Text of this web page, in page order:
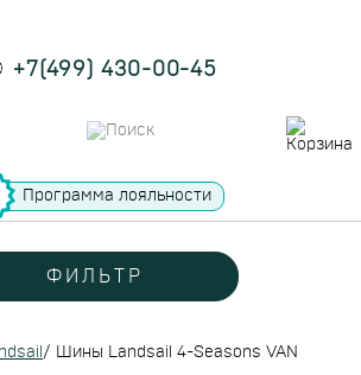
+7(499) 430-00-45
Программа лояльности
ФИЛЬТР
/ Шины Landsail 4-Seasons VAN